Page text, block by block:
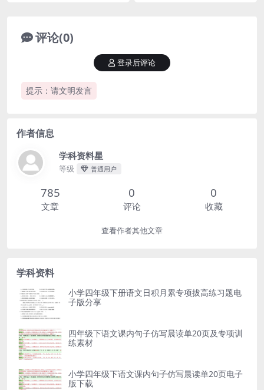
评论(0)
提示：请文明发言
登录后评论
作者信息
学科资料星
等级 普通用户
785
文章
0
评论
0
收藏
查看作者其他文章
学科资料
小学四年级下册语文日积月累专项拔高练习题电
子版分享
四年级下语文课内句子仿写晨读单20页及专项训
练素材
小学四年级下语文课内句子仿写晨读单20页电子
版下载